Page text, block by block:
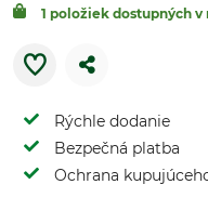
1 položiek dostupných v
Rýchle dodanie
Bezpečná platba
Ochrana